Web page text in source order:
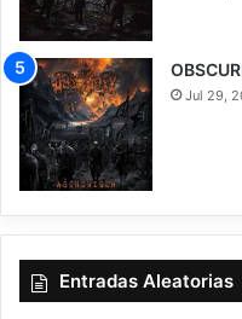
7.5
Jul 29,
Entradas Aleatorias